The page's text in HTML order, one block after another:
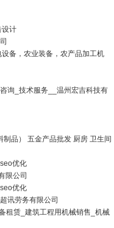
设计
备，农业装备，农产品加工机
询_技术服务__温州宏吉科技有
品） 五金产品批发 厨房 卫生间
优化
限公司
优化
讯劳务有限公司
租赁_建筑工程用机械销售_机械